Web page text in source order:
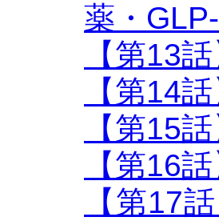
薬・
【第13
【第14
【第15
【第16
【第17